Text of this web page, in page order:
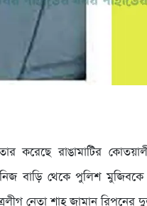
করেছে রাঙামাটির
বাড়ি থেকে পুলিশ মুজিবকে
নেতা শাহ জামান রিপনের